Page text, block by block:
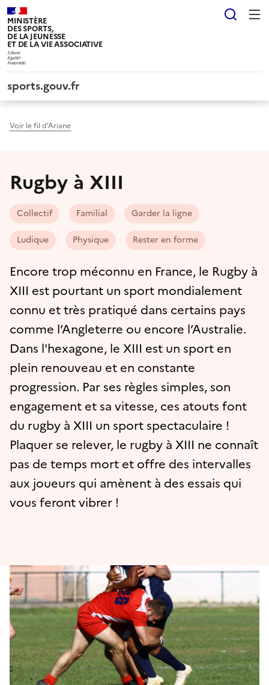
MINISTÈRE
DES SPORTS,
DE LA JEUNESSE
ET DE LA VIE ASSOCIATIVE
sports.gouv.fr
Voir le fil d'Ariane
Rugby à XIII
Collectif Familial Garder la ligne
Ludique Physique Rester en forme
Encore trop méconnu en France, le Rugby à
XIII est pourtant un sport mondialement
connu et très pratiqué dans certains pays
comme l’Angleterre ou encore l’Australie.
Dans l'hexagone, le XIII est un sport en
plein renouveau et en constante
progression. Par ses règles simples, son
engagement et sa vitesse, ces atouts font
du rugby à XIII un sport spectaculaire !
Plaquer se relever, le rugby à XIII ne connaît
pas de temps mort et offre des intervalles
aux joueurs qui amènent à des essais qui
vous feront vibrer !
Panneau de gestion des cookies tarteaucitron